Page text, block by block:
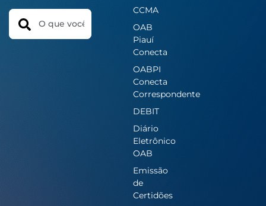
Search
CCMA
OAB
Piauí
Conecta
OABPI
Conecta
Correspondente
DEBIT
Diário
Eletrônico
OAB
Emissão
de
Certidões